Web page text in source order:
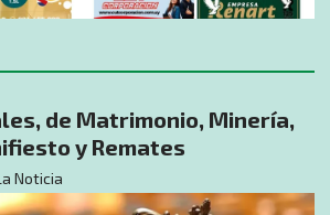
de Matrimonio, Minería,
y Remates
Noticia